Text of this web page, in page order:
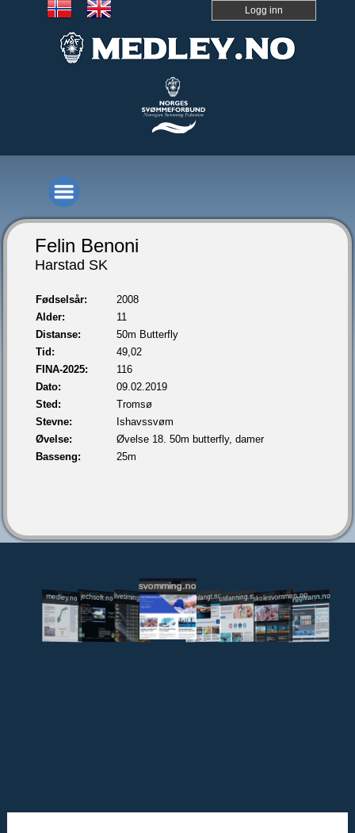
Logg inn
Felin Benoni
Harstad SK
Fødselsår:
2008
Alder:
11
Distanse:
50m Butterfly
Tid:
49,02
FINA-2025:
116
Dato:
09.02.2019
Sted:
Tromsø
Stevne:
Ishavssvøm
Øvelse:
Øvelse 18. 50m butterfly, damer
Basseng:
25m
medley.no jechsoft.nolivetiming.medley.no
svomming.no
svomlangt.noutdanning.svomming.no
skolesvommen.notryggivann.no